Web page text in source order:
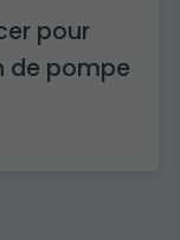
pour
de pompe